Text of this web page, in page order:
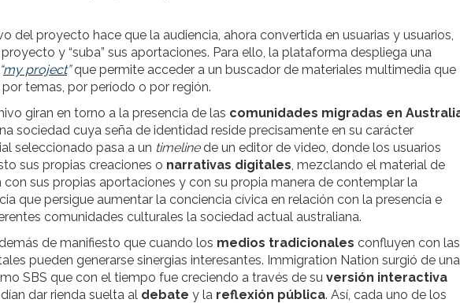
del proyecto hace que la audiencia, ahora convertida en usuarias y usuarios,
y “suba” sus aportaciones. Para ello, la plataforma despliega una
“my project”que permite acceder a un buscador de materiales multimedia que
temas, por período o por región.
giran en torno a la presencia de las comunidades migradas en
sociedad cuya seña de identidad reside precisamente en su carácter
seleccionado pasa a un timelinede un editor de video, donde los usuarios
sus propias creaciones o narrativas digitales, mezclando el material de
con sus propias aportaciones y con su propia manera de contemplar la
que persigue aumentar la conciencia cívica en relación con la presencia e
comunidades culturales la sociedad actual australiana.
de manifiesto que cuando los medios tradicionales confluyen con las
pueden generarse sinergias interesantes. Immigration Nation surgió de una
SBS que con el tiempo fue creciendo a través de su versión interactiva
dar rienda suelta al debate y la reflexión pública. Así, cada uno de los